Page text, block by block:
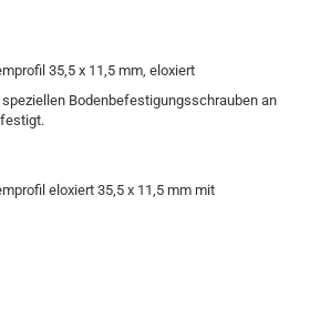
35,5 x 11,5 mm, eloxiert
Bodenbefestigungsschrauben an
eloxiert 35,5 x 11,5 mm mit